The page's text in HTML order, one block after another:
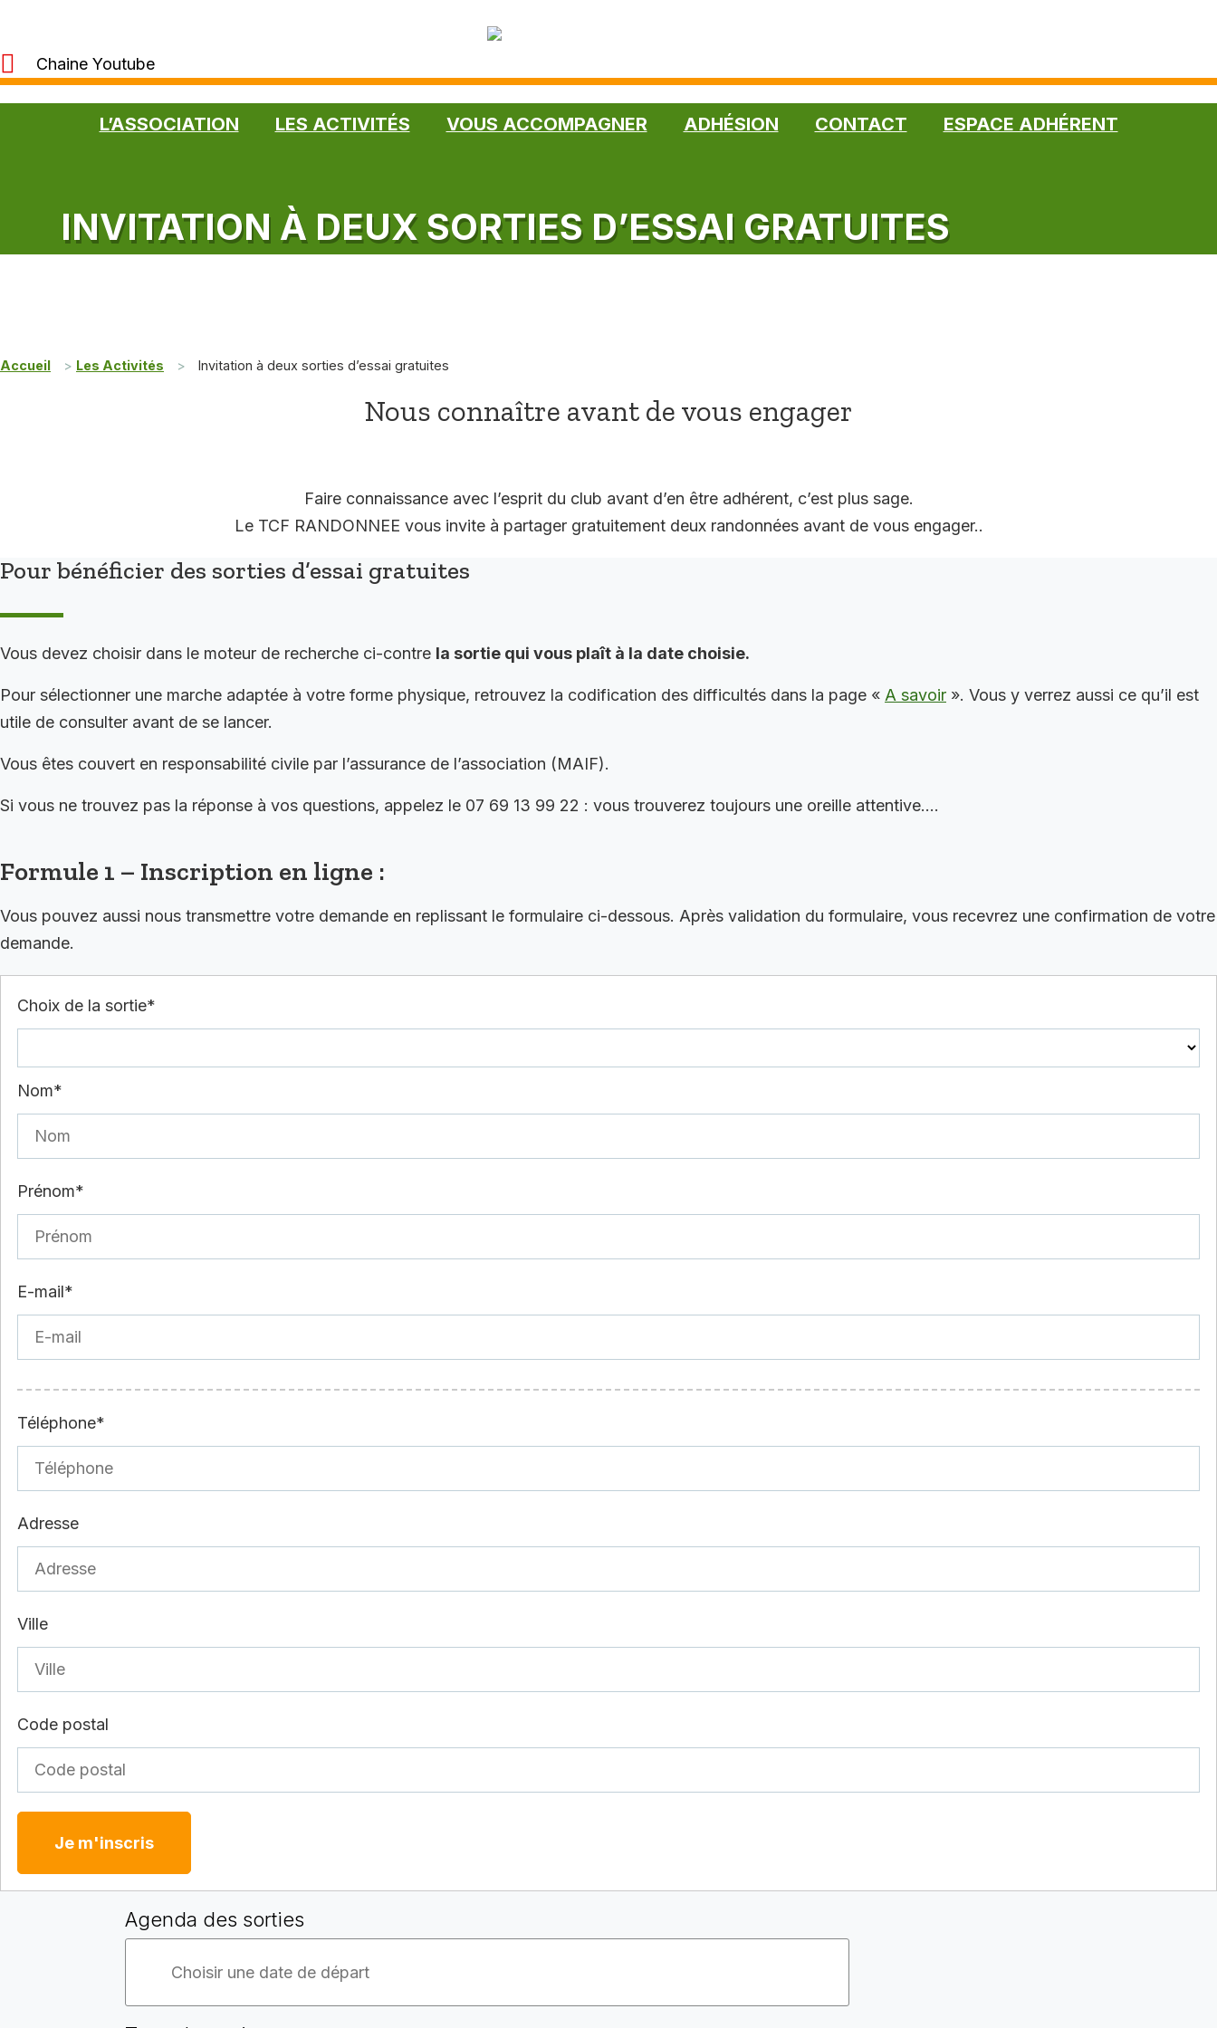
Chaine Youtube
L’ASSOCIATION LES ACTIVITÉS VOUS ACCOMPAGNER ADHÉSION CONTACT ESPACE ADHÉRENT
INVITATION À DEUX SORTIES D’ESSAI GRATUITES
Accueil > Les Activités > Invitation à deux sorties d’essai gratuites
Nous connaître avant de vous engager
Faire connaissance avec l’esprit du club avant d’en être adhérent, c’est plus sage.
Le TCF RANDONNEE vous invite à partager gratuitement deux randonnées avant de vous engager..
Pour bénéficier des sorties d’essai gratuites
Vous devez choisir dans le moteur de recherche ci-contre la sortie qui vous plaît à la date choisie.
Pour sélectionner une marche adaptée à votre forme physique, retrouvez la codification des difficultés dans la page « A savoir ». Vous y verrez aussi ce qu’il est
utile de consulter avant de se lancer.
Vous êtes couvert en responsabilité civile par l’assurance de l’association (MAIF).
Si vous ne trouvez pas la réponse à vos questions, appelez le 07 69 13 99 22 : vous trouverez toujours une oreille attentive….
Formule 1 – Inscription en ligne :
Vous pouvez aussi nous transmettre votre demande en replissant le formulaire ci-dessous. Après validation du formulaire, vous recevrez une confirmation de votre
demande.
Choix de la sortie*
Nom*
Prénom*
E-mail*
Téléphone*
Adresse
Ville
Code postal
Je m'inscris
Agenda des sorties